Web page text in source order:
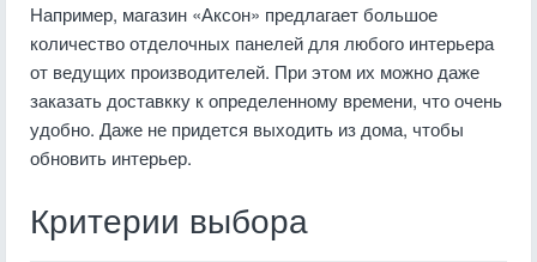
Например, магазин «Аксон» предлагает большое
количество отделочных панелей для любого интерьера
от ведущих производителей. При этом их можно даже
заказать доставкку к определенному времени, что очень
удобно. Даже не придется выходить из дома, чтобы
обновить интерьер.
Критерии выбора